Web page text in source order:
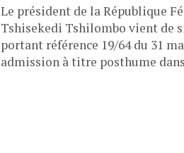
Le président de la République
Tshisekedi Tshilombo vient de
portant référence 19/64 du 31
admission à titre posthume